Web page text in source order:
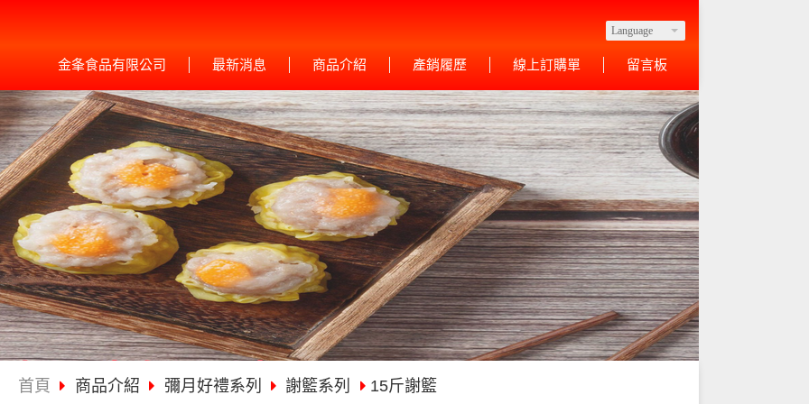
Language
金夆食品有限公司 最新消息 商品介紹 產銷履歷 線上訂購單 留言板
首頁 商品介紹 彌月好禮系列 謝籃系列 15斤謝籃